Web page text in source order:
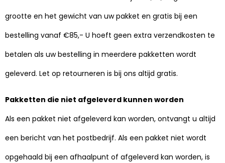
grootte en het gewicht van uw pakket en gratis bij een
bestelling vanaf €85,- U hoeft geen extra verzendkosten te
betalen als uw bestelling in meerdere pakketten wordt
geleverd. Let op retourneren is bij ons altijd gratis.
Pakketten die niet afgeleverd kunnen worden
Als een pakket niet afgeleverd kan worden, ontvangt u altijd
een bericht van het postbedrijf. Als een pakket niet wordt
opgehaald bij een afhaalpunt of afgeleverd kan worden, is